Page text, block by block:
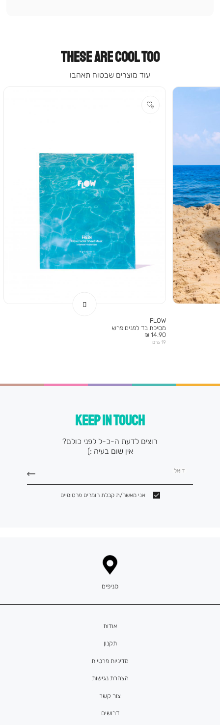
THESE ARE COOL TOO
עוד מוצרים שבטוח תאהבו
FLOW
מסיכת בד לפנים פרש
מחיר
מוצר
14.90 ₪
19 גרם
KEEP IN TOUCH
רוצים לדעת ה-כ-ל לפני כולם?
אין שום בעיה :)
דואל
אני מאשר/ת קבלת חומרים פרסומיים
אודות
תקנון
מדיניות פרטיות
הצהרת נגישות
צור קשר
דרושים
סניפים